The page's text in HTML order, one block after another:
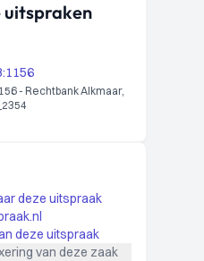
- Rechtbank Alkmaar,
deze uitspraak
deze uitspraak
van deze zaak